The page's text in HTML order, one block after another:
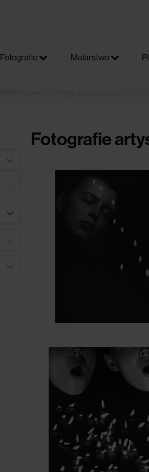
Fotografie Malarstwo
Fotografie